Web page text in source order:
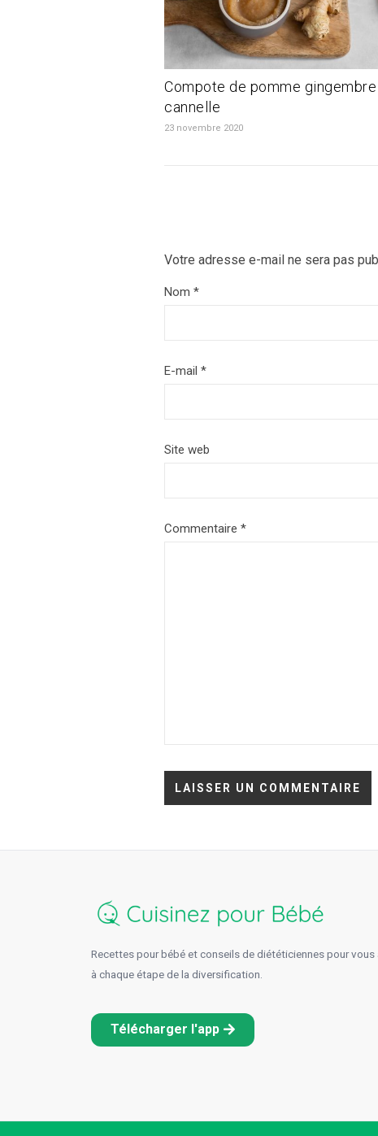
Compote de pomme
cannelle
23 novembre 2020
Votre adresse e-mail ne sera pas
Nom *
E-mail *
Site web
Commentaire *
Recettes pour bébé et conseils de diététiciennes pour vous
à chaque étape de la diversification.
Télécharger l'app